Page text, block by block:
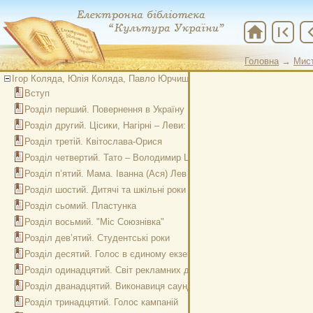
Головна →
home first_page chevron_left
Ігор Коляда, Юлія Коляда, Павло Юрчишин. Квітка Цісик
Вступ
Розділ перший. Повернення в Україну
Розділ другий. Цісики, Нагірні – Леви: роди рафінованої інтеліґенції
Розділ третій. Квітослава-Орися
Розділ четвертий. Тато – Володимир Цісик
Розділ п’ятий. Мама. Іванна (Ася) Лев (Нагірна-Кандяк)
Розділ шостий. Дитячі та шкільні роки
Розділ сьомий. Пластунка
Розділ восьмий. "Міс Союзнівка"
Розділ дев’ятий. Студентські роки
Розділ десятий. Голос в єдиному екземплярі. Колоратурне сопрано
Розділ одинадцятий. Світ рекламних джинглів
Розділ дванадцятий. Виконавиця саундтреків
Розділ тринадцятий. Голос кампаній